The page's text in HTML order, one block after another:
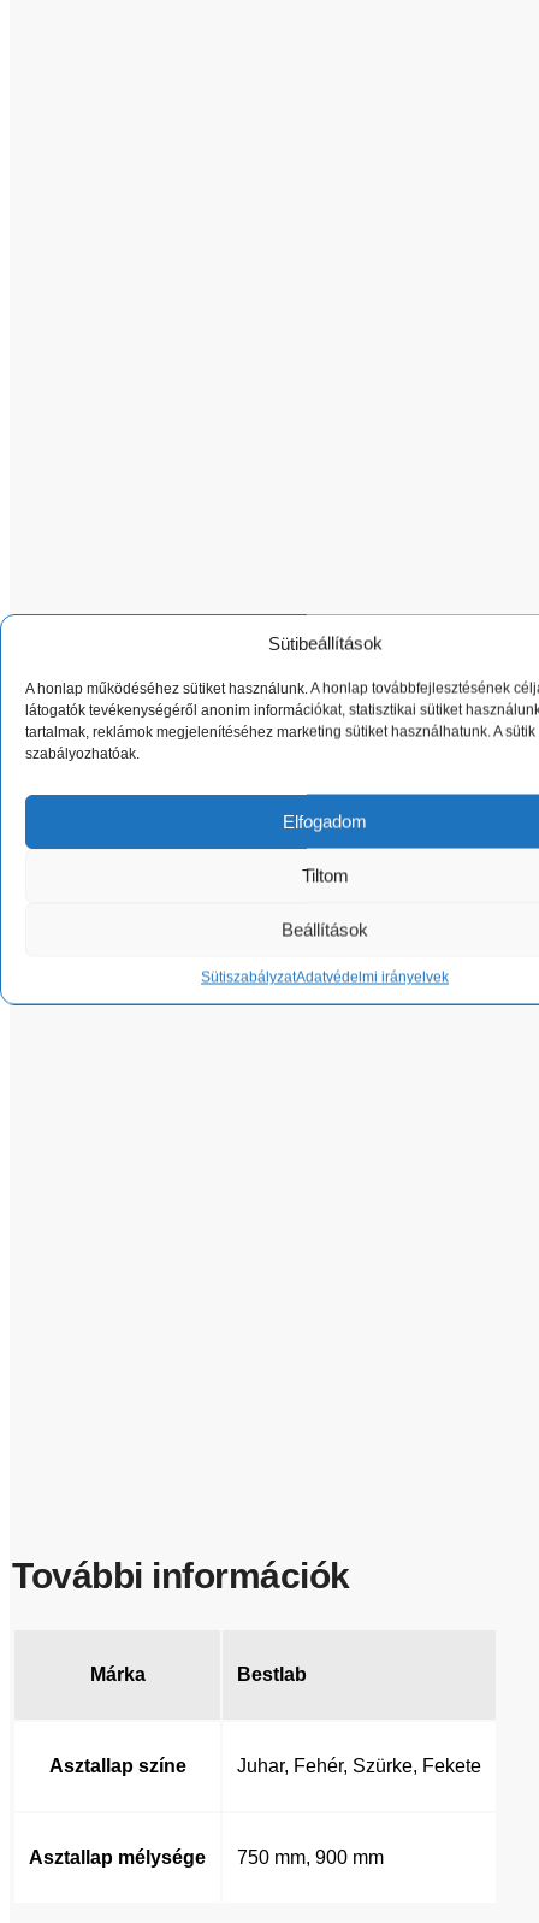
Sütibeállítások
A honlap működéséhez sütiket használunk. A honlap továbbfejlesztésének
látogatók tevékenységéről anonim információkat, statisztikai sütiket
tartalmak, reklámok megjelenítéséhez marketing sütiket használhatunk. A
szabályozhatóak.
Elfogadom
Tiltom
Beállítások
SütiszabályzatAdatvédelmi irányelvek
További információk
Márka Bestlab
Asztallap színe Juhar, Fehér, Szürke, Fekete
Asztallap mélysége 750 mm, 900 mm